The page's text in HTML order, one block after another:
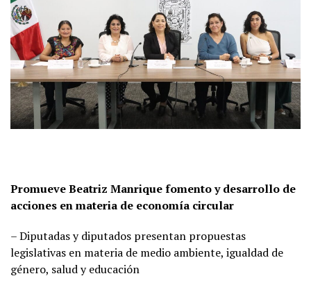
Promueve Beatriz Manrique fomento y desarrollo de
acciones en materia de economía circular
– Diputadas y diputados presentan propuestas
legislativas en materia de medio ambiente, igualdad de
género, salud y educación